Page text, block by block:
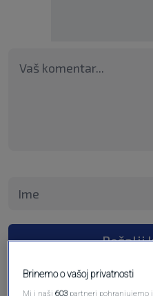
Pošalji
Brinemo o vašoj privatnosti
Mi i naši603 partneri pohranjujemo